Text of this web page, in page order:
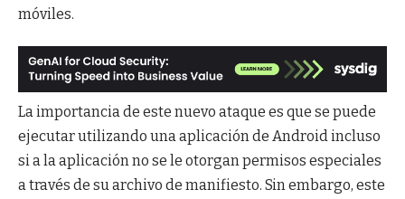
móviles.
La importancia de este nuevo ataque es que se puede
ejecutar utilizando una aplicación de Android incluso
si a la aplicación no se le otorgan permisos especiales
a través de su archivo de manifiesto. Sin embargo, este